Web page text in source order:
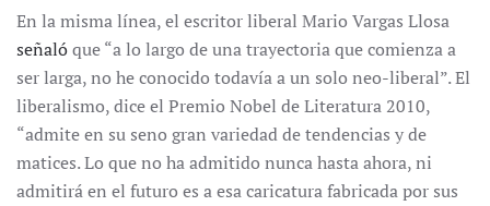
En la misma línea, el escritor liberal Mario Vargas Llosa
señalóque “a lo largo de una trayectoria que comienza a
ser larga, no he conocido todavía a un solo neo-liberal”. El
liberalismo, dice el Premio Nobel de Literatura 2010,
“admite en su seno gran variedad de tendencias y de
matices. Lo que no ha admitido nunca hasta ahora, ni
admitirá en el futuro es a esa caricatura fabricada por sus